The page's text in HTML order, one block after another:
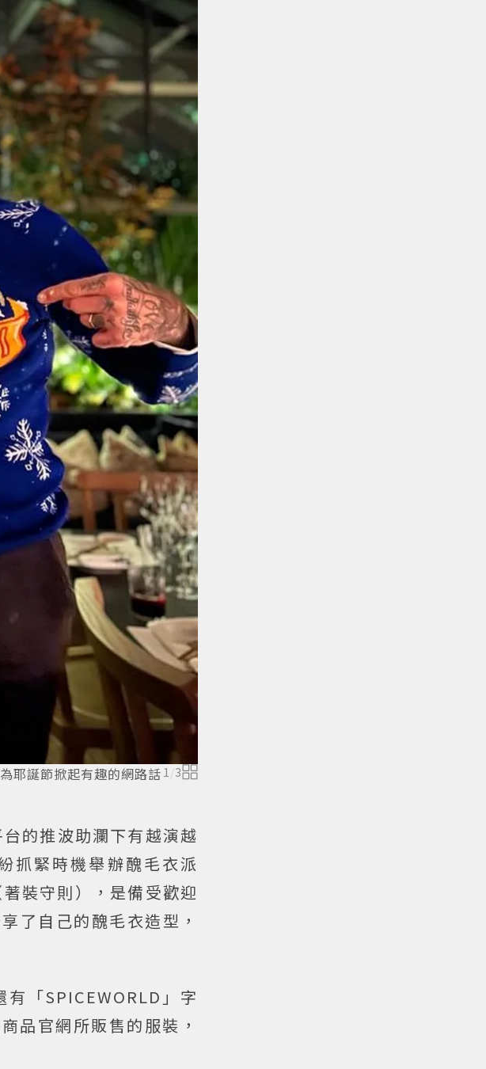
耶誕節掀起有趣的網路話 1 /3
的推波助瀾下有越演越
抓緊時機舉辦醜毛衣派
裝守則），是備受歡迎
了自己的醜毛衣造型，
「SPICEWORLD」字
品官網所販售的服裝，